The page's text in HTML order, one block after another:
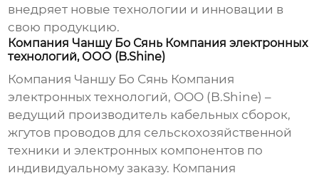
внедряет новые технологии и инновации в
свою продукцию.
Компания Чаншу Бо Сянь Компания электронных
технологий, ООО (B.Shine)
Компания Чаншу Бо Сянь Компания
электронных технологий, ООО (B.Shine) –
ведущий производитель кабельных сборок,
жгутов проводов для сельскохозяйственной
техники и электронных компонентов по
индивидуальному заказу. Компания